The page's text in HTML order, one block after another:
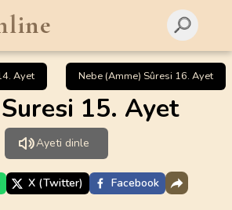
Ayet Nebe (Amme) Sûresi 16. Ayet
15. Ayet
Ayeti dinle
X (Twitter) Facebook